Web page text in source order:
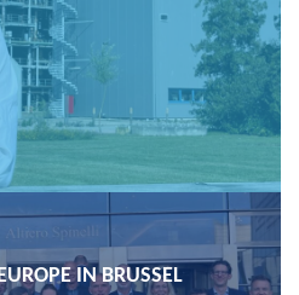
IN BRUSSEL